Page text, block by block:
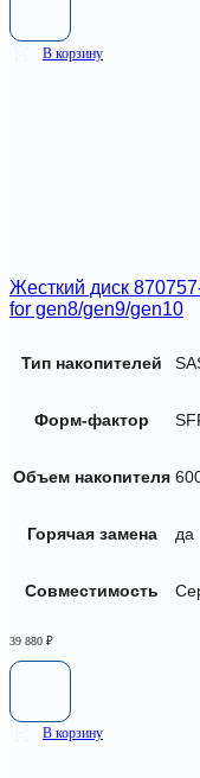
В корзину
Жесткий диск
for gen8/gen9/gen10
Тип накопителей
Форм-фактор
Объем накопителя
Горячая замена да
Совместимость
39 880 ₽
В корзину